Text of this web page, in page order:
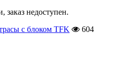
заказ недоступен.
с блоком TFK
604